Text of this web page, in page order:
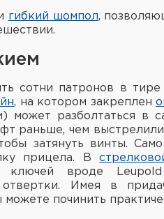
гибкий шомпол,
сотни патронов в
, на котором закреплен
может разболтаться в
раньше, чем
затянуть винты.
прицела. В
ключей вроде
отвертки. Имея в
починить